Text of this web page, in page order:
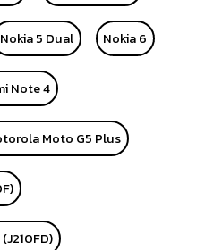
Nokia 5 Dual Nokia 6
Note 4
Moto G5 Plus